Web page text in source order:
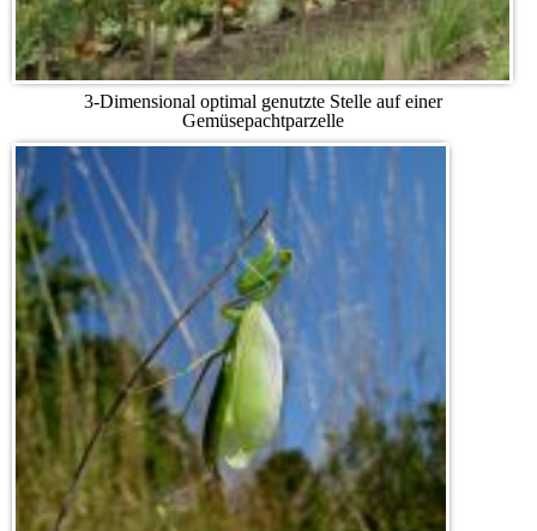
3-Dimensional optimal genutzte Stelle auf einer
Gemüsepachtparzelle